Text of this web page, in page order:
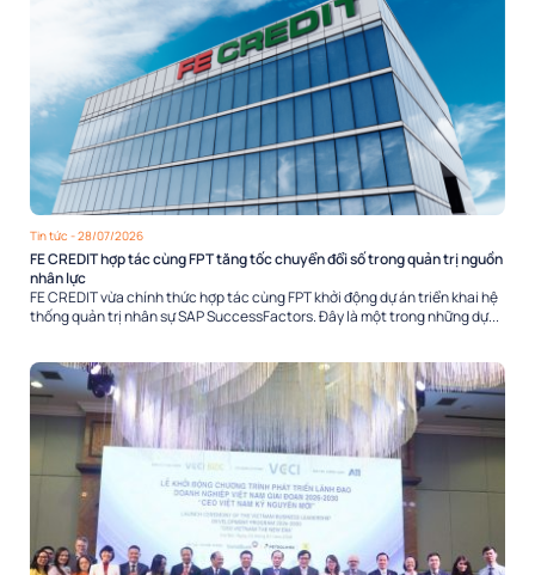
Tin tức - 28/07/2026
FE CREDIT hợp tác cùng FPT tăng tốc chuyển đổi số trong quản trị nguồn
nhân lực
FE CREDIT vừa chính thức hợp tác cùng FPT khởi động dự án triển khai hệ
thống quản trị nhân sự SAP SuccessFactors. Đây là một trong những dự...